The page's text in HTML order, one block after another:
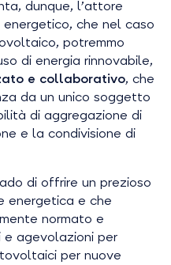
dunque, l’attore
che nel caso
potremmo
di energia rinnovabile,
e collaborativo, che
da un unico soggetto
di aggregazione di
e la condivisione di
di offrire un prezioso
energetica e che
normato e
e agevolazioni per
per nuove